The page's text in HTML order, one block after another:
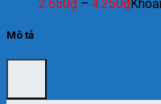
2.650₫ – 4.250₫
Mô tả